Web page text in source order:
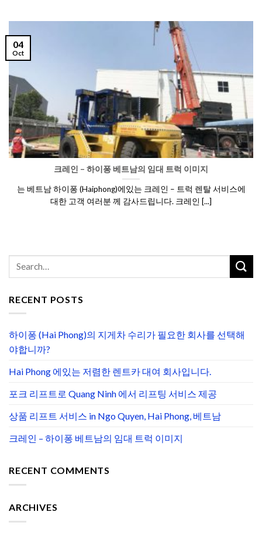
크레인 – 하이퐁 베트남의 임대 트럭 이미지
는 베트남 하이퐁 (Haiphong)에있는 크레인 – 트럭 렌탈 서비스에
대한 고객 여러분 께 감사드립니다. 크레인 [...]
04
Oct
RECENT POSTS
하이퐁 (Hai Phong)의 지게차 수리가 필요한 회사를 선택해
야합니까?
Hai Phong 에있는 저렴한 렌트카 대여 회사입니다.
포크 리프트로 Quang Ninh 에서 리프팅 서비스 제공
상품 리프트 서비스 in Ngo Quyen, Hai Phong, 베트남
크레인 – 하이퐁 베트남의 임대 트럭 이미지
RECENT COMMENTS
ARCHIVES